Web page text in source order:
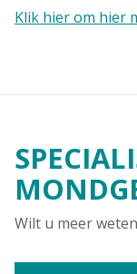
Klik hier om hier
Wilt u meer